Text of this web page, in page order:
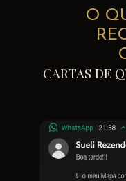
O
CARTAS DE